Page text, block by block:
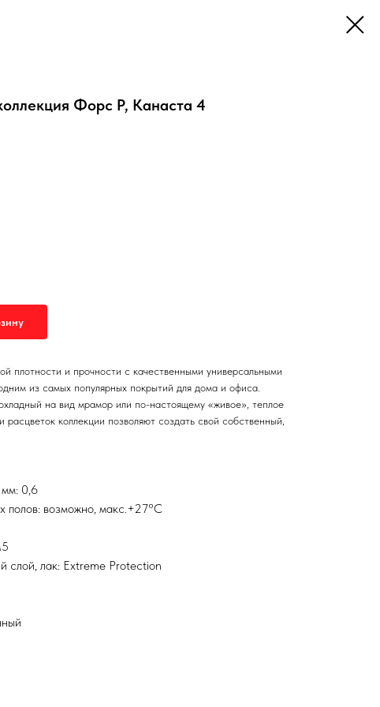
Форс Р, Канаста 4
плотности и прочности с качественными универсальными
из самых популярных покрытий для дома и офиса.
на вид мрамор или по-настоящему «живое», теплое
расцветок коллекции позволяют создать свой собственный,
мм: 0,6
полов: возможно, макс.+27°С
слой, лак: Extreme Protection